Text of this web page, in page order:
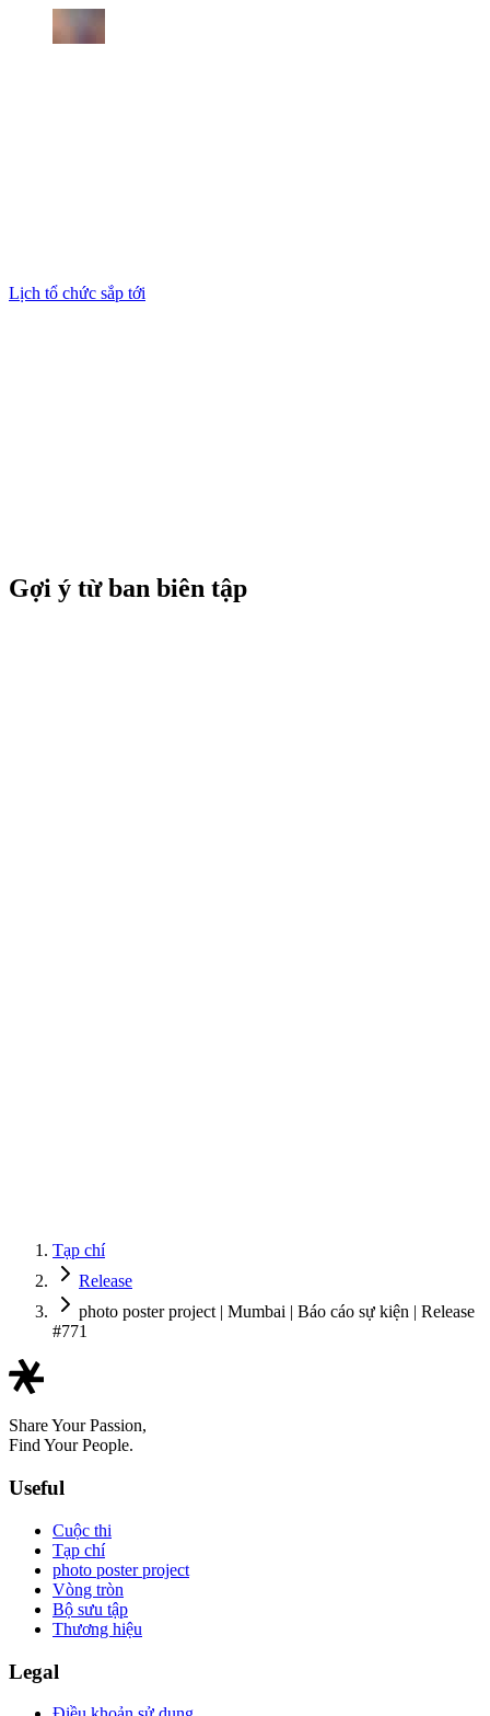
Lịch tổ chức sắp tới
Gợi ý từ ban biên tập
Tạp chí
Release
photo poster project | Mumbai | Báo cáo sự kiện | Release
#771
Share Your Passion,
Find Your People.
Useful
Cuộc thi
Tạp chí
photo poster project
Vòng tròn
Bộ sưu tập
Thương hiệu
Legal